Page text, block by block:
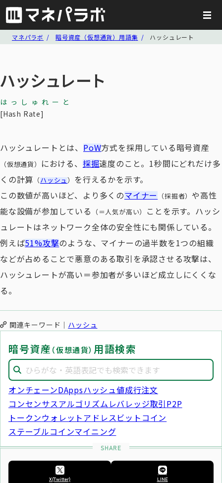
マネパラボ 暗号資産（仮想通貨）用語集 ハッシュレート
ハッシュレート
はっしゅれーと
Hash Rate
ハッシュレートとは、 PoW方式を採用している暗号資産
（仮想通貨） における、 採掘速度のこと。1秒間にどれだけ多
くの計算 （ハッシュ） を行えるかを示す。
この数値が高いほど、より多くのマイナー （採掘者）や高性
能な設備が参加している
（＝人気が高い）
ことを示す。ハッシ
ュレートはネットワーク全体の安全性にも関係している。
例えば51%攻撃のような、マイナーの過半数を1つの組織
などが占めることで悪意のある取引を承認させる攻撃は、
ハッシュレートが高い＝参加者が多いほど成立しにくくな
る。
関連キーワード ハッシュ
暗号資産 （仮想通貨） 用語検索
オンチェーンDAppsハッシュ値成行注文
コンセンサスアルゴリズム レバレッジ取引P2P
トークンウォレットアドレスビットコイン
ステーブルコインマイニング
X(Twitter) LINE